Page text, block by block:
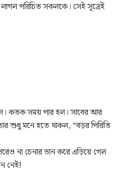
পরিচিত সকলকে। সেই সূত্রেই
কতক সময় পার হল। সাবের আর
শুধু মনে হতে থাকল, “বড়র পিরিতি
না চেনার ভান করে এড়িয়ে গেল
নেই!